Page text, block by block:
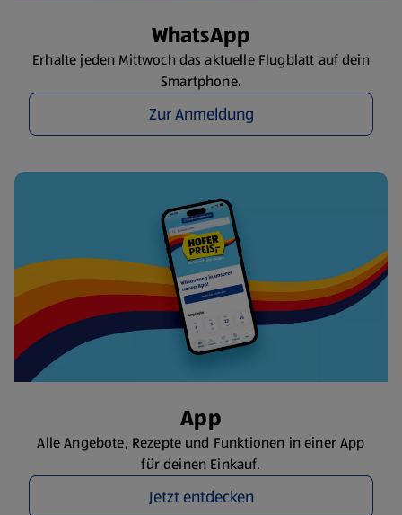
WhatsApp
Erhalte jeden Mittwoch das aktuelle Flugblatt auf dein
Smartphone.
Zur Anmeldung
App
Alle Angebote, Rezepte und Funktionen in einer App
für deinen Einkauf.
Jetzt entdecken